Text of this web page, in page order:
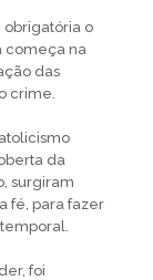
o
começa na
das
crime.
da
surgiram
fé, para fazer
foi